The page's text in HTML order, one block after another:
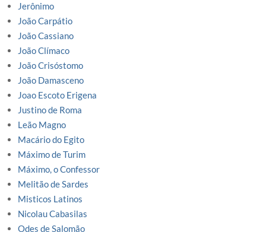
Jerônimo
João Carpátio
João Cassiano
João Clímaco
João Crisóstomo
João Damasceno
Joao Escoto Erigena
Justino de Roma
Leão Magno
Macário do Egito
Máximo de Turim
Máximo, o Confessor
Melitão de Sardes
Misticos Latinos
Nicolau Cabasilas
Odes de Salomão